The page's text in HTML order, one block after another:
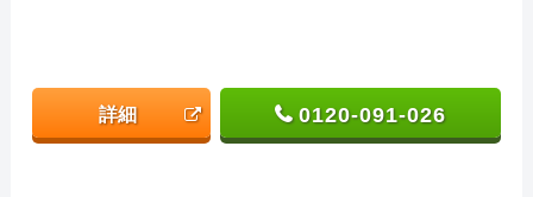
詳細 0120-091-026